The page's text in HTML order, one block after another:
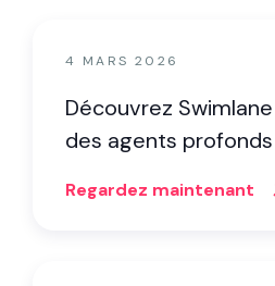
4 MARS 2026
Découvrez
des agents
Regardez maintenant